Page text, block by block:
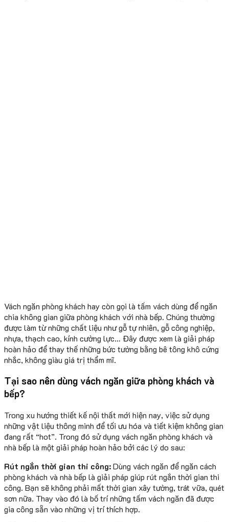
Vách ngăn phòng khách hay còn gọi là tấm vách dùng để ngăn
chia không gian giữa phòng khách với nhà bếp. Chúng thường
được làm từ những chất liệu như gỗ tự nhiên, gỗ công nghiệp,
nhựa, thạch cao, kính cường lực… Đây được xem là giải pháp
hoàn hảo để thay thế những bức tường bằng bê tông khô cứng
nhắc, không giàu giá trị thẩm mĩ.
Tại sao nên dùng vách ngăn giữa phòng khách và
bếp?
Trong xu hướng thiết kế nội thất mới hiện nay, việc sử dụng
những vật liệu thông minh để tối ưu hóa và tiết kiệm không gian
đang rất “hot”. Trong đó sử dụng vách ngăn phòng khách và
nhà bếp là một giải pháp hoàn hảo bởi các lý do sau:
Rút ngắn thời gian thi công:Dùng vách ngăn để ngăn cách
phòng khách và nhà bếp là giải pháp giúp rút ngắn thời gian thi
công. Bạn sẽ không phải mất thời gian xây tường, trát vữa, quét
sơn nữa. Thay vào đó là bố trí những tấm vách ngăn đã được
gia công sẵn vào những vị trí thích hợp.